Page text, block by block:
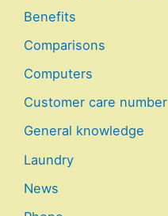
Benefits
Comparisons
Computers
Customer care number
General knowledge
Laundry
News